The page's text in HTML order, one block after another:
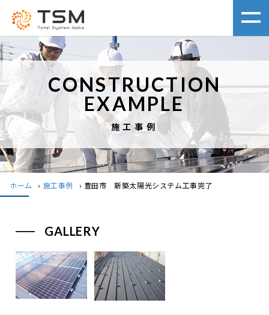
CONSTRUCTION
EXAMPLE
施工事例
ホーム › 施工事例 › 豊田市 新築太陽光システム工事完了
GALLERY